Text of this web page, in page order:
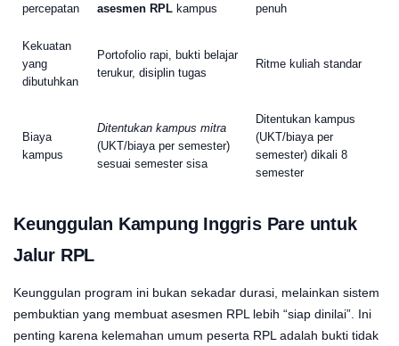
percepatan
asesmen RPL kampus
penuh
Kekuatan
yang
dibutuhkan
Portofolio rapi, bukti belajar
terukur, disiplin tugas
Ritme kuliah standar
Biaya
kampus
Ditentukan kampus mitra
(UKT/biaya per semester)
sesuai semester sisa
Ditentukan kampus
(UKT/biaya per
semester) dikali 8
semester
Keunggulan Kampung Inggris Pareuntuk
Jalur RPL
Keunggulan program ini bukan sekadar durasi, melainkan sistem
pembuktian yang membuat asesmen RPL lebih “siap dinilai”. Ini
penting karena kelemahan umum peserta RPL adalah bukti tidak